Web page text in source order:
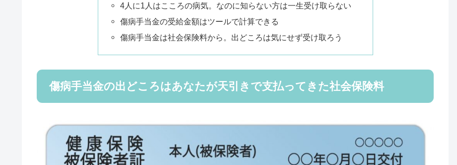
4人に1人はこころの病気。なのに知らない方は一生受け取らない
傷病手当金の受給金額はツールで計算できる
傷病手当金は社会保険料から。出どころは気にせず受け取ろう
傷病手当金の出どころはあなたが天引きで支払ってきた社会保険料